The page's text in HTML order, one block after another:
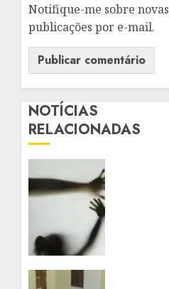
Notifique-me sobre novas
publicações por e-mail.
NOTÍCIAS
RELACIONADAS